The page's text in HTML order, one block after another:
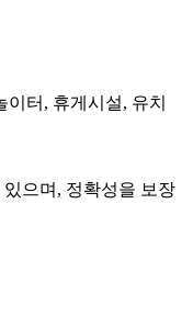
터, 휴게시설, 유치
으며, 정확성을 보장